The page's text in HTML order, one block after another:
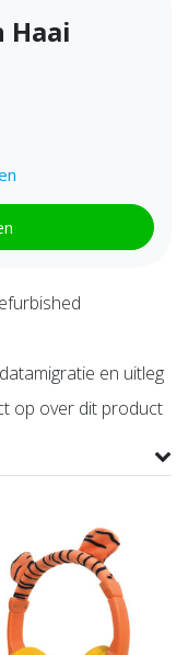
Haai
en uitleg
op over dit product